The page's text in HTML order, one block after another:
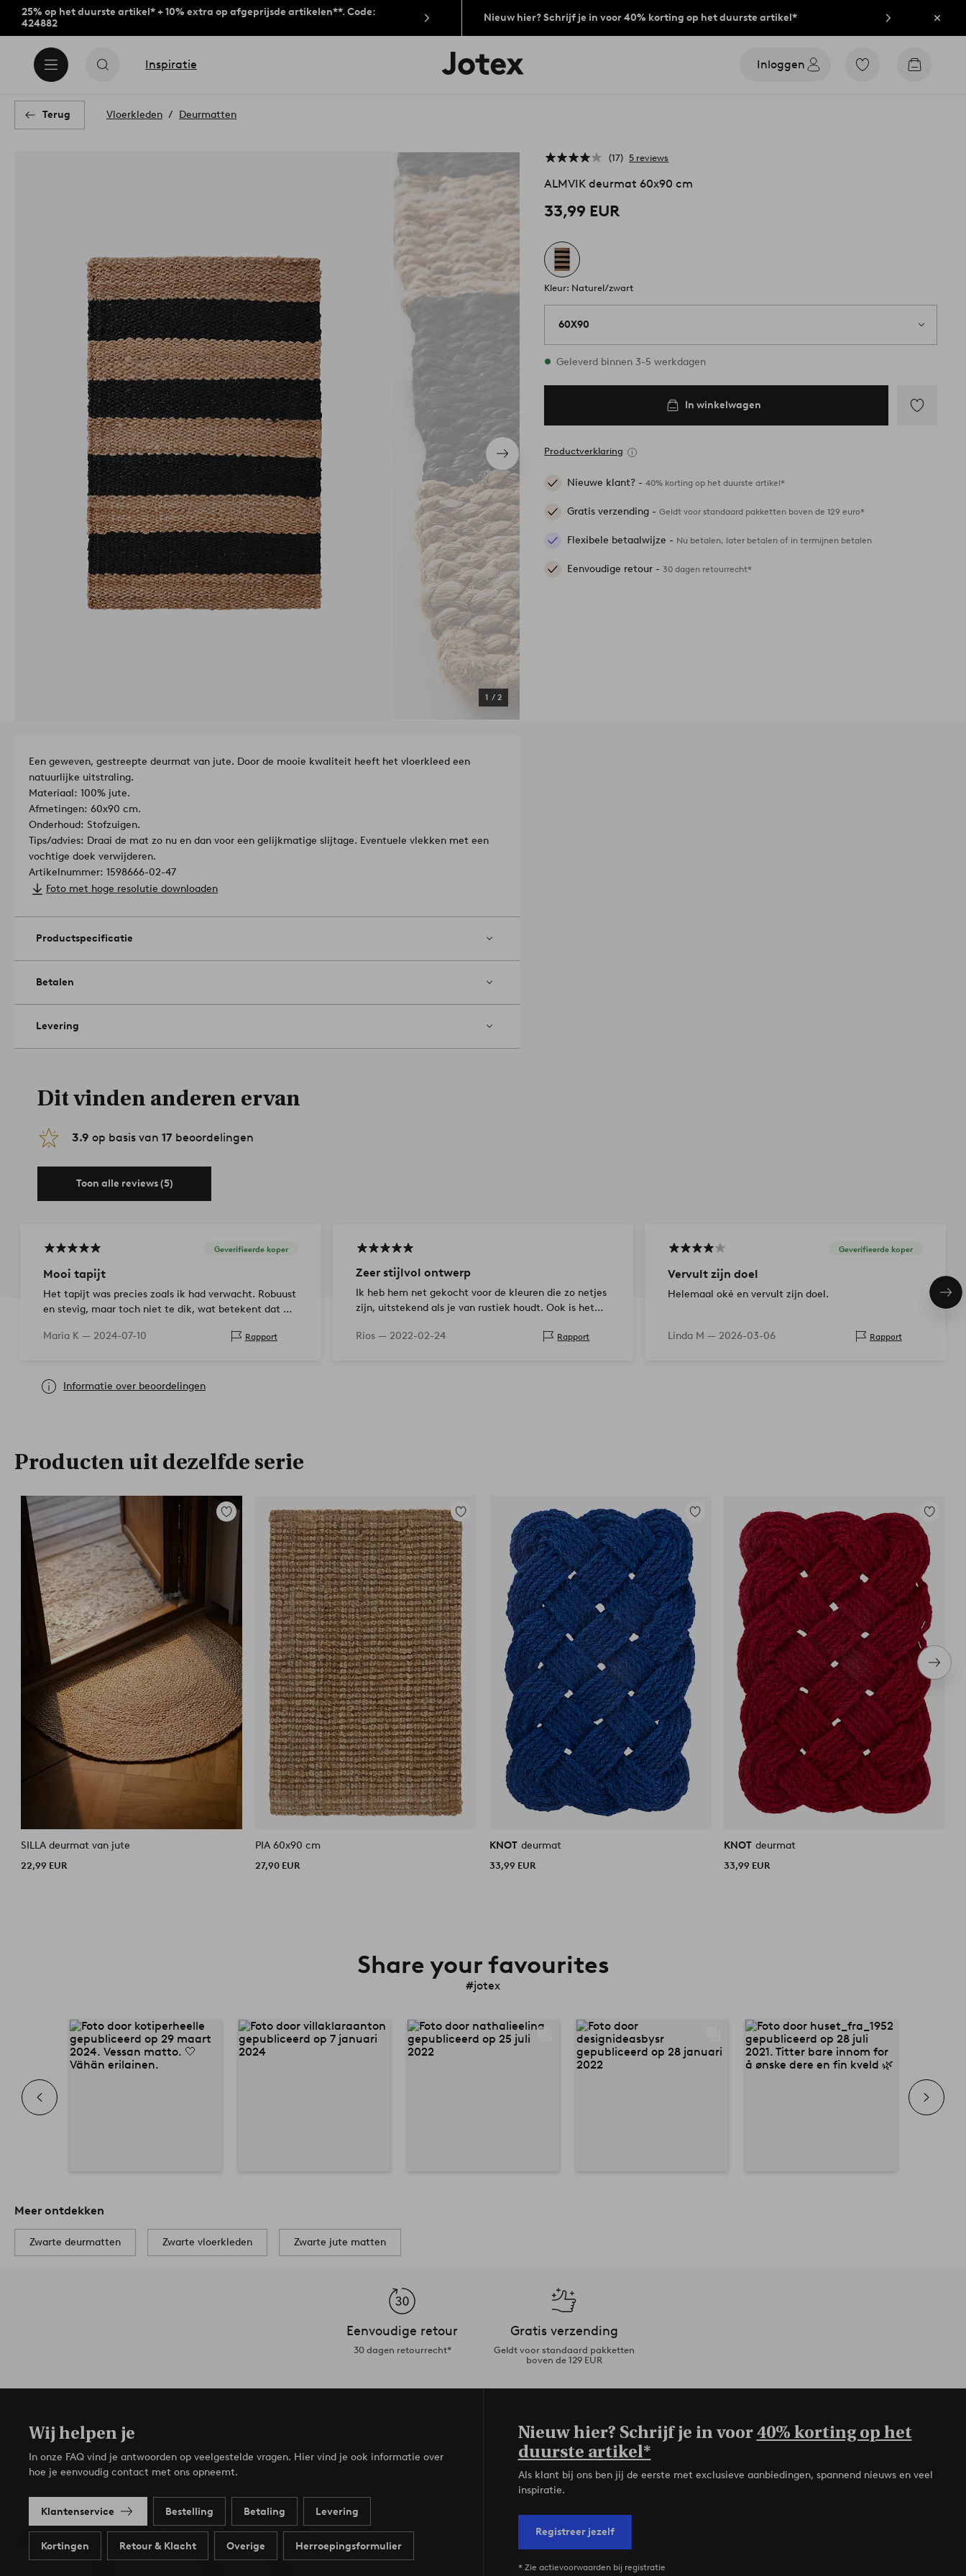
25% op het duurste artikel* + 10% extra op afgeprijsde artikelen**. Code:
424882
Nieuw hier? Schrijf je in voor 40% korting op het duurste artikel*
Inspiratie
Jotex
logo
Inloggen
Ga
Go
Terug Vloerkleden Deurmatten
Volgend
item
1 / 2
17 5 reviews
ALMVIK deurmat 60x90 cm
33,99 EUR
Kleur: Naturel/zwart
60X90
Op voorraad
Geleverd binnen 3-5 werkdagen
In winkelwagen
Productverklaring
Nieuwe klant? -40% korting op het duurste artikel*
Gratis verzending -Geldt voor standaard pakketten boven de 129 euro*
Flexibele betaalwijze - Nu betalen, later betalen of in termijnen betalen
Eenvoudige retour -30 dagen retourrecht*
Een geweven, gestreepte deurmat van jute. Door de mooie kwaliteit heeft het vloerkleed een
natuurlijke uitstraling.
Materiaal: 100% jute.
Afmetingen: 60x90 cm.
Onderhoud: Stofzuigen.
Tips/advies: Draai de mat zo nu en dan voor een gelijkmatige slijtage. Eventuele vlekken met een
vochtige doek verwijderen.
Artikelnummer: 1598666-02-47
Foto met hoge resolutie downloaden
Productspecificatie
Betalen
Levering
Dit vinden anderen ervan
3.9 op basis van 17 beoordelingen
Toon alle reviews (5)
Geverifieerde koper
Mooi tapijt
Het tapijt was precies zoals ik had verwacht. Robuust
en stevig, maar toch niet te dik, wat betekent dat de
Maria K — 2024-07-10 Rapport
Zeer stijlvol ontwerp
Ik heb hem net gekocht voor de kleuren die zo netjes
zijn, uitstekend als je van rustiek houdt. Ook is het
een deurmat.
Rios — 2022-02-24 Rapport
Geverifieerde koper
Vervult zijn doel
Helemaal oké en vervult zijn doel.
Linda M — 2026-03-06 Rapport
Informatie over beoordelingen
Producten uit dezelfde serie
Toevoegen
SILLA deurmat van jute
22,99 EUR
Toevoegen
aan
favorieten
PIA 60x90 cm
27,90 EUR
Toevoegen
aan
favorieten
KNOT deurmat
33,99 EUR
aan
KNOT deurmat
33,99 EUR
item
Share your favourites
#jotex
Meer ontdekken
Zwarte deurmatten Zwarte vloerkleden Zwarte jute matten
Eenvoudige retour
30 dagen retourrecht*
Gratis verzending
Geldt voor standaard pakketten
boven de 129 EUR
Wij helpen je
In onze FAQ vind je antwoorden op veelgestelde vragen. Hier vind je ook informatie over
hoe je eenvoudig contact met ons opneemt.
Klantenservice Bestelling Betaling Levering
Kortingen Retour & Klacht Overige Herroepingsformulier
Nieuw hier? Schrijf je in voor40% korting op het
duurste artikel*
Als klant bij ons ben jij de eerste met exclusieve aanbiedingen, spannend nieuws en veel
inspiratie.
Registreer jezelf
* Zie actievoorwaarden bij registratie